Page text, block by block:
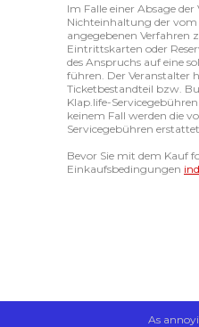
Im Falle einer Absage
Nichteinhaltung der vom
angegebenen Verfahren
Eintrittskarten oder
des Anspruchs auf eine
führen. Der Veranstalter
Ticketbestandteil bzw.
Klap.life-
keinem Fall werden die
Servicegebühren erstattet.
Bevor Sie mit dem Kauf
Einkaufsbedingungen
As